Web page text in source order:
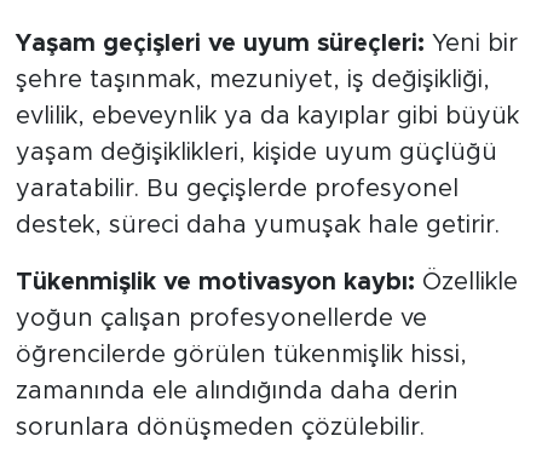
Yaşam geçişleri ve uyum süreçleri: Yeni bir
şehre taşınmak, mezuniyet, iş değişikliği,
evlilik, ebeveynlik ya da kayıplar gibi büyük
yaşam değişiklikleri, kişide uyum güçlüğü
yaratabilir. Bu geçişlerde profesyonel
destek, süreci daha yumuşak hale getirir.
Tükenmişlik ve motivasyon kaybı: Özellikle
yoğun çalışan profesyonellerde ve
öğrencilerde görülen tükenmişlik hissi,
zamanında ele alındığında daha derin
sorunlara dönüşmeden çözülebilir.